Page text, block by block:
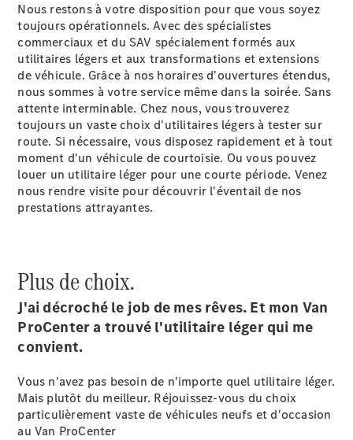
Après-Vente
Rendez-
vous
Nos
offres
après-
vente
Nous restons à votre disposition pour que vous soyez
toujours opérationnels. Avec des spécialistes
commerciaux et du SAV spécialement formés aux
utilitaires légers et aux transformations et extensions
de véhicule. Grâce à nos horaires d'ouvertures étendus,
nous sommes à votre service même dans la soirée. Sans
attente interminable. Chez nous, vous trouverez
toujours un vaste choix d'utilitaires légers à tester sur
route. Si nécessaire, vous disposez rapidement et à tout
moment d'un véhicule de courtoisie. Ou vous pouvez
louer un utilitaire léger pour une courte période. Venez
nous rendre visite pour découvrir l'éventail de nos
prestations attrayantes.
Plus de choix.
J'ai décroché le job de mes rêves. Et mon Van
ProCenter a trouvé l'utilitaire léger qui me
convient.
Vous n'avez pas besoin de n'importe quel utilitaire léger.
Mais plutôt du meilleur. Réjouissez-vous du choix
particulièrement vaste de véhicules neufs et d'occasion
au Van ProCenter